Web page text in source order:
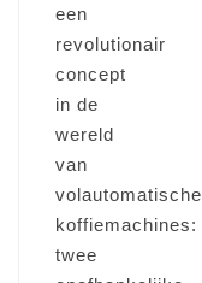
een
revolutionair
concept
in de
wereld
van
volautomatische
koffiemachines:
twee